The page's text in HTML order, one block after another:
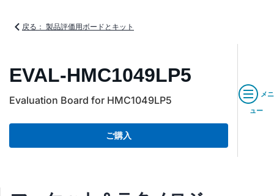
戻る： 製品評価用ボードとキット
EVAL-HMC1049LP5
Evaluation Board for HMC1049LP5
ご購入
メニ
ュー